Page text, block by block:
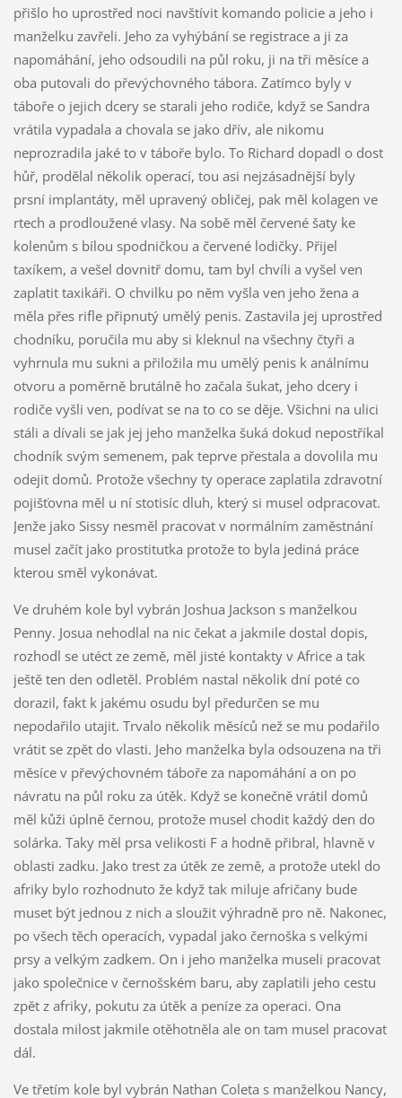
přišlo ho uprostřed noci navštívit komando policie a jeho i
manželku zavřeli. Jeho za vyhýbání se registrace a ji za
napomáhání, jeho odsoudili na půl roku, ji na tři měsíce a
oba putovali do převýchovného tábora. Zatímco byly v
táboře o jejich dcery se starali jeho rodiče, když se Sandra
vrátila vypadala a chovala se jako dřív, ale nikomu
neprozradila jaké to v táboře bylo. To Richard dopadl o dost
hůř, prodělal několik operací, tou asi nejzásadnější byly
prsní implantáty, měl upravený obličej, pak měl kolagen ve
rtech a prodloužené vlasy. Na sobě měl červené šaty ke
kolenům s bílou spodničkou a červené lodičky. Přijel
taxíkem, a vešel dovnitř domu, tam byl chvíli a vyšel ven
zaplatit taxikáři. O chvilku po něm vyšla ven jeho žena a
měla přes rifle připnutý umělý penis. Zastavila jej uprostřed
chodníku, poručila mu aby si kleknul na všechny čtyři a
vyhrnula mu sukni a přiložila mu umělý penis k análnímu
otvoru a poměrně brutálně ho začala šukat, jeho dcery i
rodiče vyšli ven, podívat se na to co se děje. Všichni na ulici
stáli a dívali se jak jej jeho manželka šuká dokud nepostříkal
chodník svým semenem, pak teprve přestala a dovolila mu
odejit domů. Protože všechny ty operace zaplatila zdravotní
pojišťovna měl u ní stotisíc dluh, který si musel odpracovat.
Jenže jako Sissy nesměl pracovat v normálním zaměstnání
musel začít jako prostitutka protože to byla jediná práce
kterou směl vykonávat.
Ve druhém kole byl vybrán Joshua Jackson s manželkou
Penny. Josua nehodlal na nic čekat a jakmile dostal dopis,
rozhodl se utéct ze země, měl jisté kontakty v Africe a tak
ještě ten den odletěl. Problém nastal několik dní poté co
dorazil, fakt k jakému osudu byl předurčen se mu
nepodařilo utajit. Trvalo několik měsíců než se mu podařilo
vrátit se zpět do vlasti. Jeho manželka byla odsouzena na tři
měsíce v převýchovném táboře za napomáhání a on po
návratu na půl roku za útěk. Když se konečně vrátil domů
měl kůži úplně černou, protože musel chodit každý den do
solárka. Taky měl prsa velikosti F a hodně přibral, hlavně v
oblasti zadku. Jako trest za útěk ze země, a protože utekl do
afriky bylo rozhodnuto že když tak miluje afričany bude
muset být jednou z nich a sloužit výhradně pro ně. Nakonec,
po všech těch operacích, vypadal jako černoška s velkými
prsy a velkým zadkem. On i jeho manželka museli pracovat
jako společnice v černošském baru, aby zaplatili jeho cestu
zpět z afriky, pokutu za útěk a peníze za operaci. Ona
dostala milost jakmile otěhotněla ale on tam musel pracovat
dál.
Ve třetím kole byl vybrán Nathan Coleta s manželkou Nancy,